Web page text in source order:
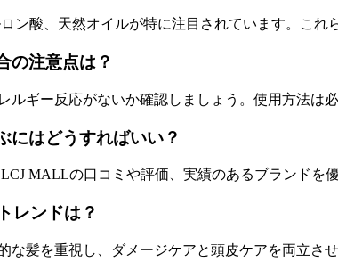
ン酸、天然オイルが特に注目されています。これ
の注意点は？
ルギー反応がないか確認しましょう。使用方法は
にはどうすればいい？
MALLの口コミや評価、実績のあるブランドを
レンドは？
な髪を重視し、ダメージケアと頭皮ケアを両立